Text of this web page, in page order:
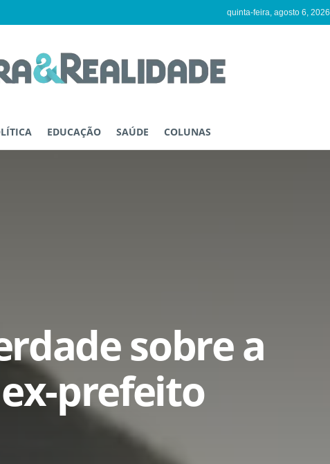
quinta-feira, agosto 6, 2026
EDUCAÇÃO SAÚDE COLUNAS
sobre a
prefeito